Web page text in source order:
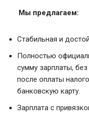
Мы предлагаем:
Стабильная и
Полностью
сумму зарплаты,
после оплаты
банковскую карту.
Зарплата с